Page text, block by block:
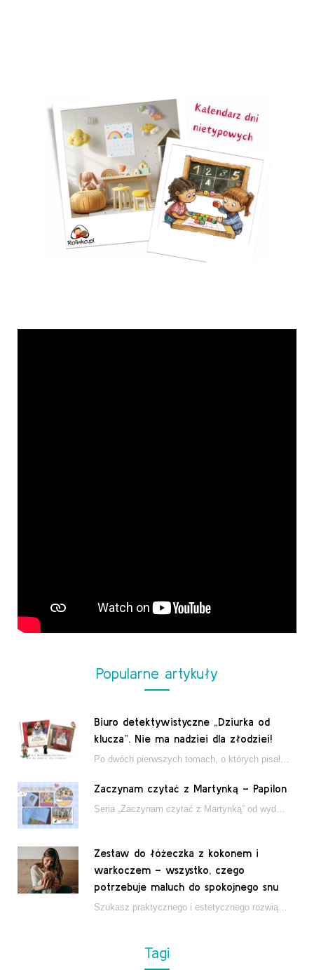
Popularne artykuły
Biuro detektywistyczne „Dziurka od
klucza”. Nie ma nadziei dla złodziei!
Po dwóch pierwszych tomach, o których pisałam tutaj, które wciągnęły nas w świat młodych detektywów…
Zaczynam czytać z Martynką – Papilon
Seria „Zaczynam czytać z Martynką” od wydawnictwa Papilon to estetycznie wydane książki wspierające dzieci w…
Zestaw do łóżeczka z kokonem i
warkoczem – wszystko, czego
potrzebuje maluch do spokojnego snu
Szukasz praktycznego i estetycznego rozwiązania do łóżeczka niemowlęcia? Zestaw z kokonem i warkoczem zapewnia wygodę,…
Tagi